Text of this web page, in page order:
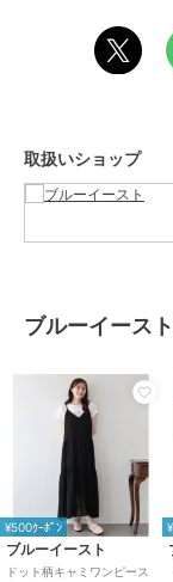
キャップやスニー
た夏コーデが完成！
バックゴム
ティアードデザイン
着丈：109
■素材■
【ネイビー、ブル
100%
【ベージュ】綿
【無地】ポリエス
■生地■
【ネイビー、ブラッ
薄手で柔らかいチェ
取扱いショップ
ブルーイース
¥500ｸｰﾎﾟﾝ
ブルーイースト
ドット柄キャミワンピース